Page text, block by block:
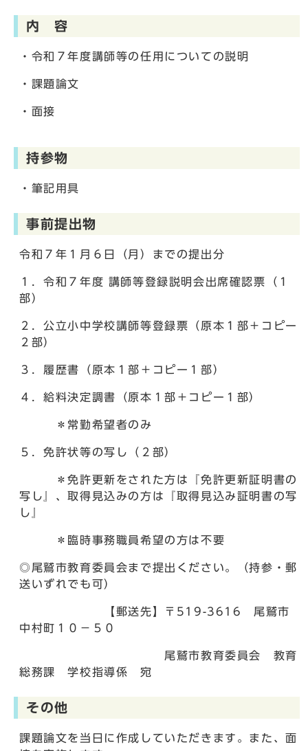
内 容
・令和７年度講師等の任用についての説明
・課題論文
・面接
持参物
・筆記用具
事前提出物
令和７年１月６日（月）までの提出分
１．令和７年度 講師等登録説明会出席確認票（１
部）
２．公立小中学校講師等登録票（原本１部＋コピー
２部）
３．履歴書（原本１部＋コピー１部）
４．給料決定調書（原本１部＋コピー１部）
＊常勤希望者のみ
５．免許状等の写し（２部）
＊免許更新をされた方は『免許更新証明書の
写し』、取得見込みの方は『取得見込み証明書の写
し』
＊臨時事務職員希望の方は不要
◎尾鷲市教育委員会まで提出ください。（持参・郵
送いずれでも可）
【郵送先】〒519-3616 尾鷲市
中村町１０－５０
尾鷲市教育委員会 教育
総務課 学校指導係 宛
その他
課題論文を当日に作成していただきます。また、面